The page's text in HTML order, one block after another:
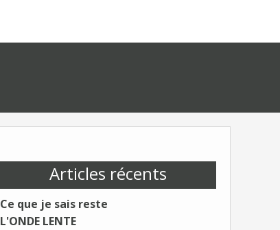
Articles récents
Ce que je sais reste
L'ONDE LENTE